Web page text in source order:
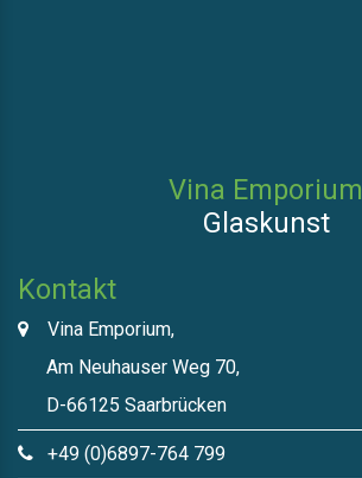
Vina Emporium
Glaskunst
Kontakt
Vina Emporium,
Am Neuhauser Weg 70,
D-66125 Saarbrücken
+49 (0)6897-764 799